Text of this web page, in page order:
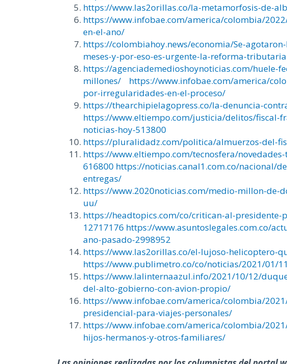
https://www.las2orillas.co/la-metamorfosis-de-
https://www.infobae.com/america/colombia/
en-el-ano/
https://colombiahoy.news/economia/Se-
meses-y-por-eso-es-urgente-la-reforma-
https://agenciademedioshoynoticias.com/huele-
millones/
https://www.infobae.com/america/
por-irregularidades-en-el-proceso/
https://thearchipielagopress.co/la-denuncia-
https://www.eltiempo.com/justicia/delitos/fiscal-
noticias-hoy-513800
https://pluralidadz.com/politica/almuerzos-del-
https://www.eltiempo.com/tecnosfera/
616800 https://noticias.canal1.com.co/nacional/
entregas/
https://www.2020noticias.com/medio-millon-de-
uu/
https://headtopics.com/co/critican-al-
12717176 https://www.asuntoslegales.com.co/
ano-pasado-2998952
https://www.las2orillas.co/el-lujoso-helicoptero-
https://www.publimetro.co/co/noticias/2021/01/
https://www.lalinternaazul.info/2021/10/12/
del-alto-gobierno-con-avion-propio/
https://www.infobae.com/america/colombia/
presidencial-para-viajes-personales/
https://www.infobae.com/america/colombia/
hijos-hermanos-y-otros-familiares/